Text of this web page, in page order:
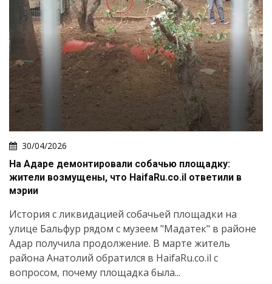
30/04/2026
На Адаре демонтировали собачью площадку:
жители возмущены, что HaifaRu.co.il ответили в
мэрии
История с ликвидацией собачьей площадки на
улице Бальфур рядом с музеем "Мадатек" в районе
Адар получила продолжение. В марте житель
района Анатолий обратился в HaifaRu.co.il с
вопросом, почему площадка была...